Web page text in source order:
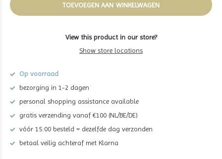
TOEVOEGEN AAN WINKELWAGEN
View this product in our store?
Show store locations
Op voorraad
bezorging in 1-2 dagen
personal shopping assistance available
gratis verzending vanaf €100 (NL/BE/DE)
vóór 15:00 besteld = dezelfde dag verzonden
betaal veilig achteraf met Klarna